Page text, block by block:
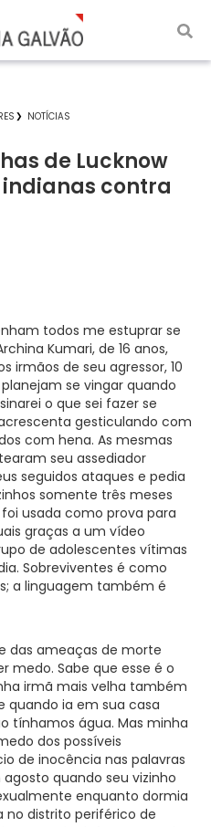
NOTÍCIAS
de Lucknow
contra
todos me estuprar se
Kumari, de 16 anos,
irmãos de seu agressor, 10
se vingar quando
o que sei fazer se
gesticulando com
com hena. As mesmas
seu assediador
seguidos ataques e pedia
somente três meses
usada como prova para
graças a um vídeo
de adolescentes vítimas
Sobreviventes é como
a linguagem também é
das ameaças de morte
medo. Sabe que esse é o
irmã mais velha também
quando ia em sua casa
tínhamos água. Mas minha
dos possíveis
de inocência nas palavras
quando seu vizinho
enquanto dormia
no distrito periférico de